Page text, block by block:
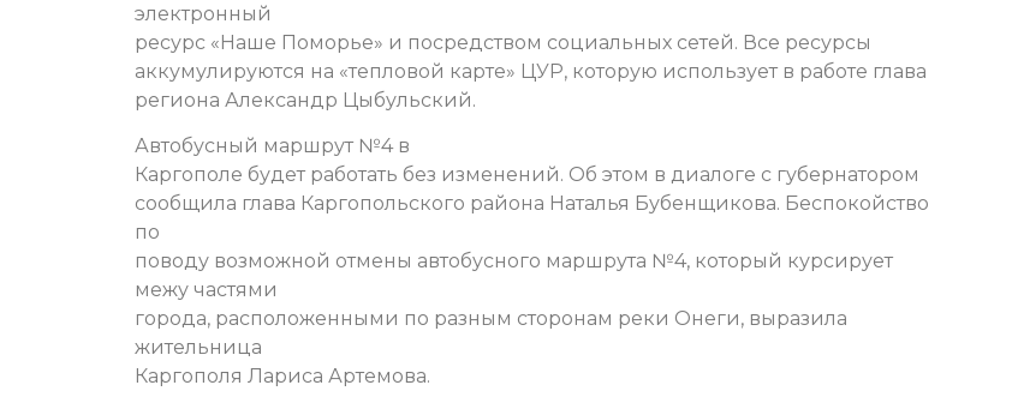
электронный
ресурс «Наше Поморье» и посредством социальных сетей. Все ресурсы
аккумулируются на «тепловой карте» ЦУР, которую использует в работе глава
региона Александр Цыбульский.
Автобусный маршрут №4 в
Каргополе будет работать без изменений. Об этом в диалоге с губернатором
сообщила глава Каргопольского района Наталья Бубенщикова. Беспокойство
по
поводу возможной отмены автобусного маршрута №4, который курсирует
межу частями
города, расположенными по разным сторонам реки Онеги, выразила
жительница
Каргополя Лариса Артемова.